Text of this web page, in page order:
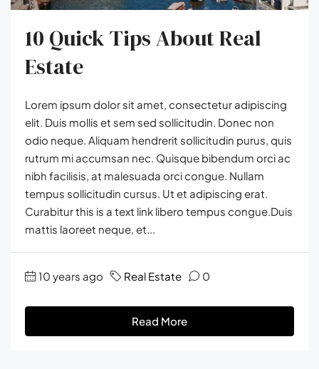
10 Quick Tips About Real
Estate
Lorem ipsum dolor sit amet, consectetur adipiscing
elit. Duis mollis et sem sed sollicitudin. Donec non
odio neque. Aliquam hendrerit sollicitudin purus, quis
rutrum mi accumsan nec. Quisque bibendum orci ac
nibh facilisis, at malesuada orci congue. Nullam
tempus sollicitudin cursus. Ut et adipiscing erat.
Curabitur this is a text link libero tempus congue.Duis
mattis laoreet neque, et...
10 years ago Real Estate 0
Read More